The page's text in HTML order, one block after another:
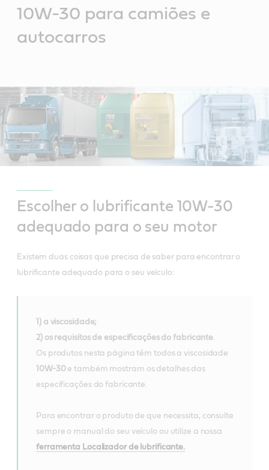
10W-30 para camiões e
autocarros
Escolher o lubrificante 10W-30
adequado para o seu motor
Existem duas coisas que precisa de saber para encontrar o
lubrificante adequado para o seu veículo:
1) a viscosidade;
2) os requisitos de especificações do fabricante
Os produtos nesta página têm todos a viscosidade
10W-30e também mostram os detalhes das
especificações do fabricante.
Para encontrar o produto de que necessita, consulte
sempre o manual do seu veículo ou utilize a nossa
ferramenta Localizador de lubrificante.